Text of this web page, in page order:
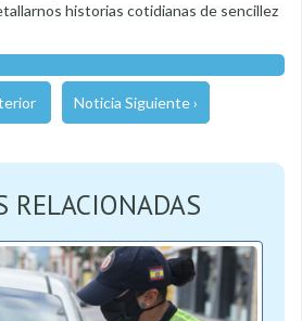
historias cotidianas de sencillez
Noticia Siguiente ›
RELACIONADAS